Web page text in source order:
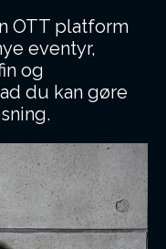
OTT platform
eventyr,
og
du kan gøre